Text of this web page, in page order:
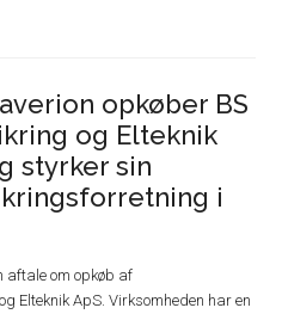
opkøber BS
og Elteknik
styrker sin
i
aftale om opkøb af
Elteknik ApS. Virksomheden har en